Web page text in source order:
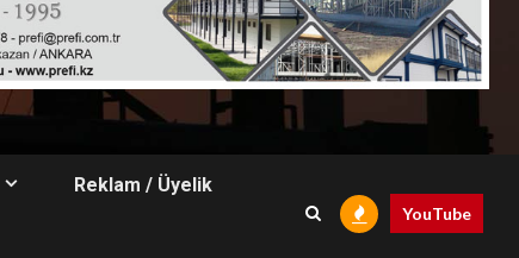
Reklam / Üyelik
YouTube